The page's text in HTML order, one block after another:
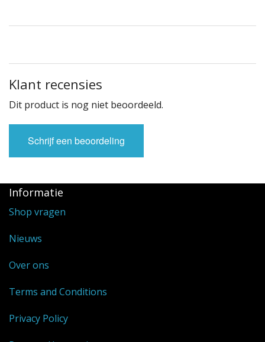
Klant recensies
Dit product is nog niet beoordeeld.
Schrijf een beoordeling
Informatie
Shop vragen
Nieuws
Over ons
Terms and Conditions
Privacy Policy